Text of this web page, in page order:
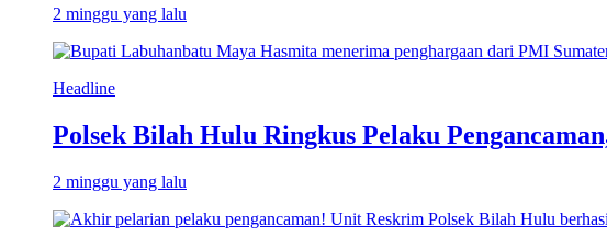
2 minggu yang lalu
Headline
Polsek Bilah Hulu Ringkus Pelaku
2 minggu yang lalu